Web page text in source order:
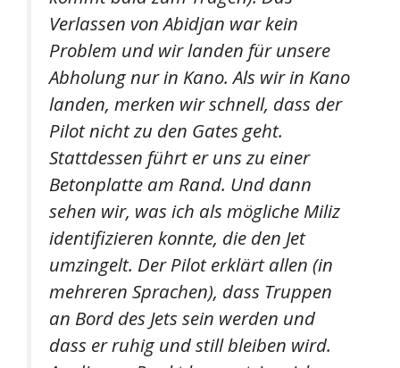
Verlassen von Abidjan war kein
Problem und wir landen für unsere
Abholung nur in Kano. Als wir in Kano
landen, merken wir schnell, dass der
Pilot nicht zu den Gates geht.
Stattdessen führt er uns zu einer
Betonplatte am Rand. Und dann
sehen wir, was ich als mögliche Miliz
identifizieren konnte, die den Jet
umzingelt. Der Pilot erklärt allen (in
mehreren Sprachen), dass Truppen
an Bord des Jets sein werden und
dass er ruhig und still bleiben wird.